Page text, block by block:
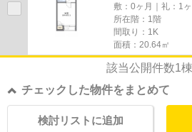
敷：0ヶ月｜礼：1ヶ
所在階：1階
間取り：1K
面積：20.64㎡
該当公開件数1
チェックした物件をまとめて
検討リストに追加